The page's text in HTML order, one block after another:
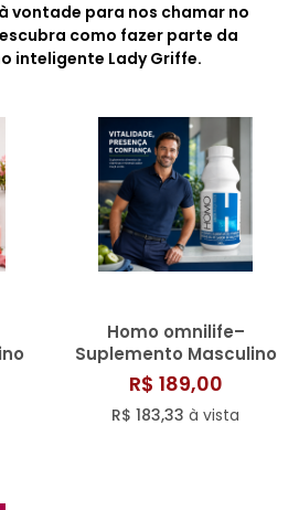
vontade para nos chamar no
como fazer parte da
inteligente Lady Griffe.
Homo omnilife–
Suplemento Masculino
para Energia,
Disposição e Vigor
R$ 189,00
R$ 183,33 à vista